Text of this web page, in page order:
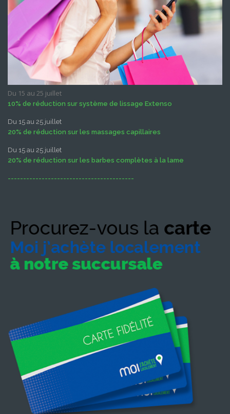
Du 15 au 25 juillet
10% de réduction sur système de lissage Extenso
Du 15 au 25 juillet
20% de réduction sur les massages capillaires
Du 15 au 25 juillet
20% de réduction sur les barbes complètes à la lame
-----------------------------------------